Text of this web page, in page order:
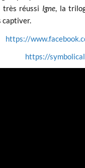
très réussi Igne, la
captiver.
https://
https://